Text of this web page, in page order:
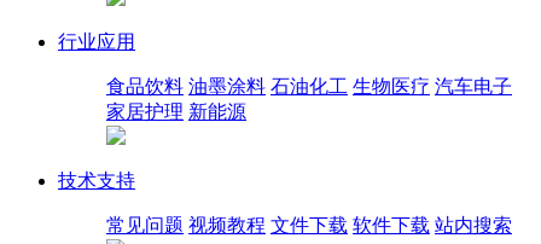
行业应用
食品饮料 油墨涂料 石油化工 生物医疗 汽车电子
家居护理 新能源
技术支持
常见问题 视频教程 文件下载 软件下载 站内搜索